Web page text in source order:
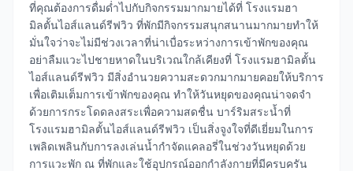
ที่คุณต้องการดื่มด่ำไปกับกิจกรรมมากมายได้ที่ โรงแรมฮา
มิลตั้นไอส์แลนด์รีฟวิว ที่พักมีกิจกรรมสนุกสนานมากมายทำให้
มั่นใจว่าจะไม่มีช่วงเวลาที่น่าเบื่อระหว่างการเข้าพักของคุณ
อย่าลืมแวะไปชายหาดในบริเวณใกล้เคียงที่ โรงแรมฮามิลตั้น
ไอส์แลนด์รีฟวิว มีสิ่งอำนวยความสะดวกมากมายคอยให้บริการ
เพื่อเติมเต็มการเข้าพักของคุณ ทำให้วันหยุดของคุณน่าจดจำ
ด้วยการกระโดดลงสระเพื่อความสดชื่น บาร์ริมสระน้ำที่
โรงแรมฮามิลตั้นไอส์แลนด์รีฟวิว เป็นสิ่งจูงใจที่ดีเยี่ยมในการ
เพลิดเพลินกับการลงเล่นน้ำกำจัดแคลอรี่ในช่วงวันหยุดด้วย
การแวะพัก ณ ที่พักและใช้อุปกรณ์ออกกำลังกายที่มีครบครัน